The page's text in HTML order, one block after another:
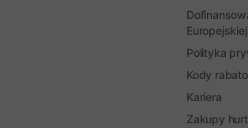
Europejskiej
Polityka
Kody
Kariera
Zakupy